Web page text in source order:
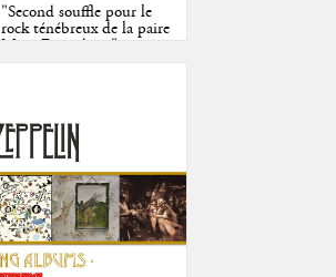
"Second souffle pour le
rock ténébreux de la paire
Moss-Fazendeiro"